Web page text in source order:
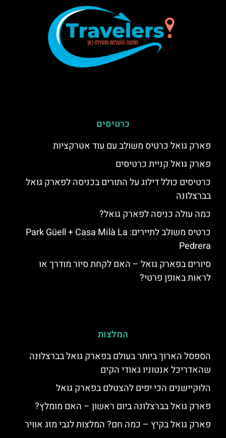
כרטיסים
פארק גואל כרטיס משולב עם עוד אטרקציות
פארק גואל קניית כרטיסים
כרטיסים כולל דילוג על התורים בכניסה לפארק גואל
בברצלונה
כמה עולה כניסה לפארק גואל?
כרטיס משולב לתיירים: Park Güell + Casa Milà La
Pedrera
סיורים בפארק גואל – האם לקחת סיור מודרך או
לראות באופן פרטי?
המלצות
הספסל הארוך ביותר בעולם בפארק גואל בברצלונה
שהאדריכל אנטוניו גאודי הקים
הלוקיישנים הכי יפים להצטלם בפארק גואל
פארק גואל בברצלונה ביום ראשון – האם מומלץ?
פארק גואל בקיץ – כמה חם? המלצות לגבי מזג אוויר